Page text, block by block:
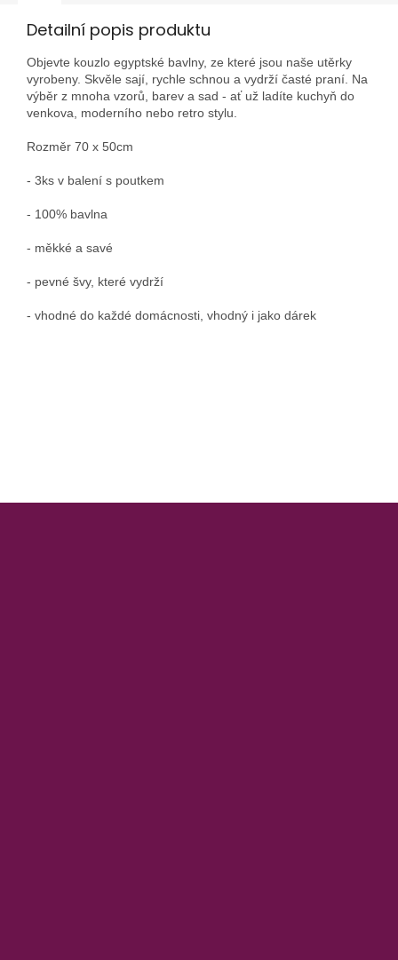
Detailní popis produktu
Objevte kouzlo egyptské bavlny, ze které jsou naše utěrky
vyrobeny. Skvěle sají, rychle schnou a vydrží časté praní. Na
výběr z mnoha vzorů, barev a sad - ať už ladíte kuchyň do
venkova, moderního nebo retro stylu.
Rozměr 70 x 50cm
- 3ks v balení s poutkem
- 100% bavlna
- měkké a savé
- pevné švy, které vydrží
- vhodné do každé domácnosti, vhodný i jako dárek